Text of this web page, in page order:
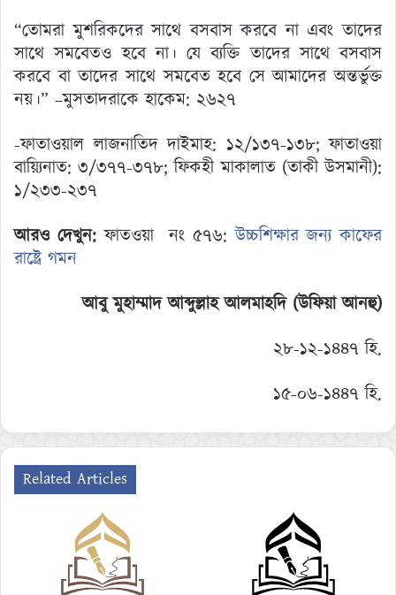
“তোমরা মুশরিকদের সাথে বসবাস করবে না এবং তাদের
সাথে সমবেতও হবে না। যে ব্যক্তি তাদের সাথে বসবাস
করবে বা তাদের সাথে সমবেত হবে সে আমাদের অন্তর্ভুক্ত
নয়।” –মুসতাদরাকে হাকেম: ২৬২৭
-ফাতাওয়াল লাজনাতিদ দাইমাহ: ১২/১৩৭-১৩৮; ফাতাওয়া
বায়্যিনাত: ৩/৩৭৭-৩৭৮; ফিকহী মাকালাত (তাকী উসমানী):
১/২৩৩-২৩৭
আরও দেখুন:ফাতওয়া নং ৫৭৬:উচ্চশিক্ষার জন্য কাফের
রাষ্ট্রে গমন
আবু মুহাম্মাদ আব্দুল্লাহ আলমাহদি (উফিয়া আনহু)
২৮-১২-১৪৪৭ হি.
১৫-০৬-১৪৪৭ হি.
Related Articles